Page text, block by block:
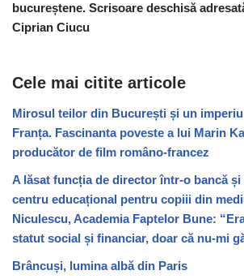
bucureștene. Scrisoare deschisă
Ciprian Ciucu
Cele mai citite articole
Mirosul teilor din București și un
Franța. Fascinanta poveste a lui Marin
producător de film româno-francez
A lăsat funcția de director într-o bancă și
centru educațional pentru copiii din
Niculescu, Academia Faptelor Bune:
statut social și financiar, doar că nu-mi
Brâncuși, lumina albă din Paris